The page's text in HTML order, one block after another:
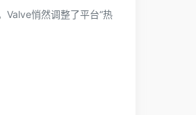
Valve悄然调整了平台“热